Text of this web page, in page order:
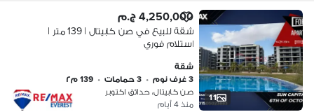
11
4,250,000 ج.م
شقة للبيع في صن كابيتال | 139 متر |
استلام فوري
شقة
3 غرف نوم
• 3 حمامات • 139 م٢
صن كابيتال، حدائق اكتوبر
منذ 4 أيام